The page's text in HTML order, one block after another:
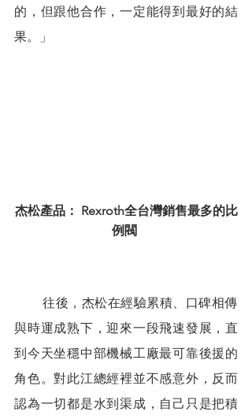
的，但跟他合作，一定能得到最好的結
果。」
杰松產品： Rexroth全台灣銷售最多的比
例閥
        往後，杰松在經驗累積、口碑相傳
與時運成熟下，迎來一段飛速發展，直
到今天坐穩中部機械工廠最可靠後援的
角色。對此江總經裡並不感意外，反而
認為一切都是水到渠成，自己只是把積